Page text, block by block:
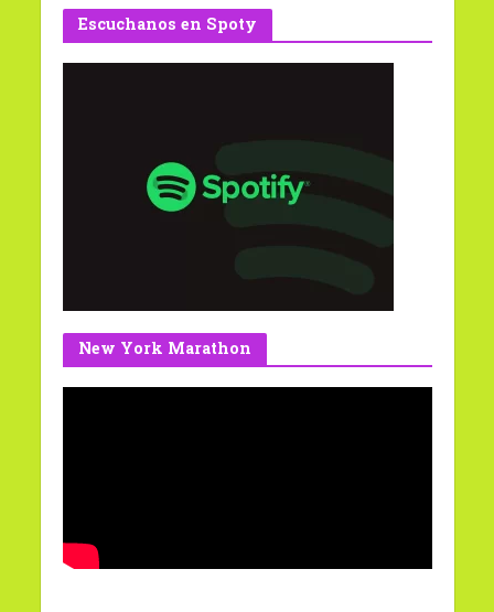
Escuchanos en Spoty
New York Marathon